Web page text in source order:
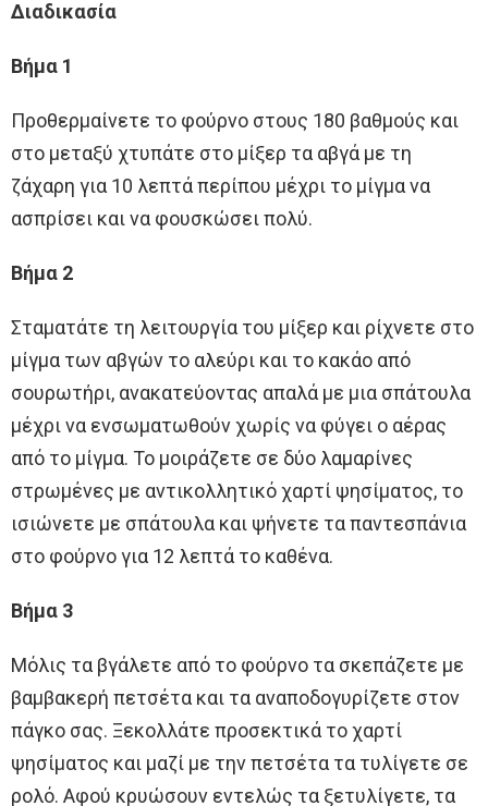
Διαδικασία
Βήμα 1
Προθερμαίνετε το φούρνο στους 180 βαθμούς και
στο μεταξύ χτυπάτε στο μίξερ τα αβγά με τη
ζάχαρη για 10 λεπτά περίπου μέχρι το μίγμα να
ασπρίσει και να φουσκώσει πολύ.
Βήμα 2
Σταματάτε τη λειτουργία του μίξερ και ρίχνετε στο
μίγμα των αβγών το αλεύρι και το κακάο από
σουρωτήρι, ανακατεύοντας απαλά με μια σπάτουλα
μέχρι να ενσωματωθούν χωρίς να φύγει ο αέρας
από το μίγμα. Το μοιράζετε σε δύο λαμαρίνες
στρωμένες με αντικολλητικό χαρτί ψησίματος, το
ισιώνετε με σπάτουλα και ψήνετε τα παντεσπάνια
στο φούρνο για 12 λεπτά το καθένα.
Βήμα 3
Μόλις τα βγάλετε από το φούρνο τα σκεπάζετε με
βαμβακερή πετσέτα και τα αναποδογυρίζετε στον
πάγκο σας. Ξεκολλάτε προσεκτικά το χαρτί
ψησίματος και μαζί με την πετσέτα τα τυλίγετε σε
ρολό. Αφού κρυώσουν εντελώς τα ξετυλίγετε, τα